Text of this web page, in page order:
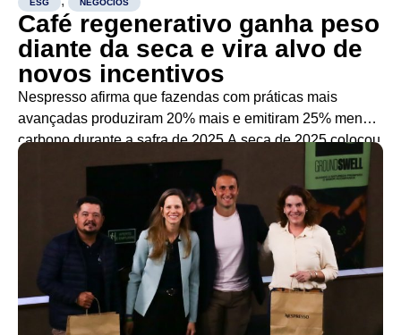
ESG NEGÓCIOS
Café regenerativo ganha peso
diante da seca e vira alvo de
novos incentivos
Nespresso afirma que fazendas com práticas mais
avançadas produziram 20% mais e emitiram 25% menos
carbono durante a safra de 2025 A seca de 2025 colocou
à prova a capacidade de adaptação das lavouras de
café. Em um monitoramento realizado pela Nespresso
com mais de 240 propriedades, as fazendas
consideradas mais avançadas em agricultura
regenerativa […]